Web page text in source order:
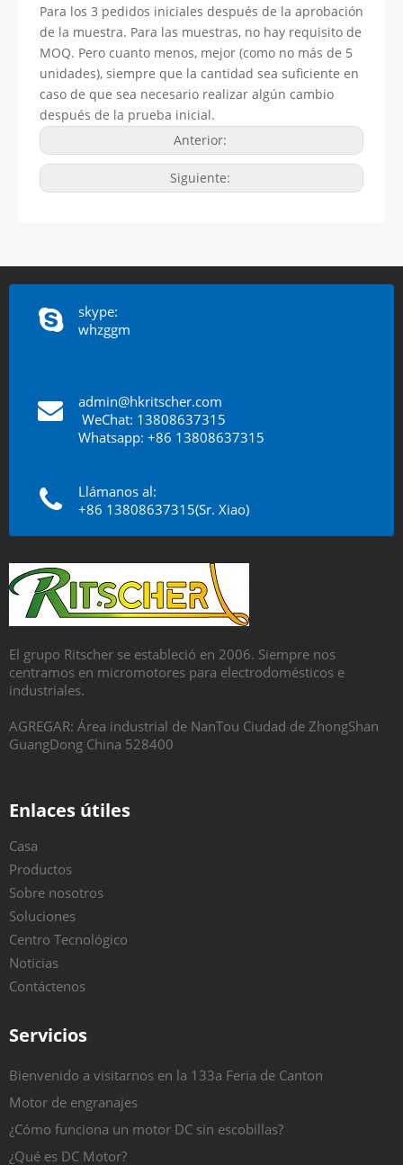
Para los 3 pedidos iniciales después de la aprobación
de la muestra. Para las muestras, no hay requisito de
MOQ. Pero cuanto menos, mejor (como no más de 5
unidades), siempre que la cantidad sea suficiente en
caso de que sea necesario realizar algún cambio
después de la prueba inicial.
Anterior:
Siguiente:
skype:
whzggm
admin@hkritscher.com
WeChat: 13808637315
Whatsapp: +86 13808637315
Llámanos al:
+86 13808637315(Sr. Xiao)
El grupo Ritscher se estableció en 2006. Siempre nos
centramos en micromotores para electrodomésticos e
industriales.
AGREGAR: Área industrial de NanTou Ciudad de ZhongShan
GuangDong China 528400
Enlaces útiles
Casa
Productos
Sobre nosotros
Soluciones
Centro Tecnológico
Noticias
Contáctenos
Servicios
Bienvenido a visitarnos en la 133a Feria de Canton
Motor de engranajes
¿Cómo funciona un motor DC sin escobillas?
¿Qué es DC Motor?